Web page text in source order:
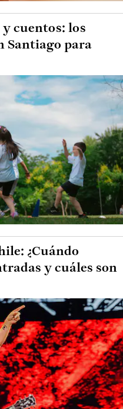
cuentos: los
Santiago para
¿Cuándo
y cuáles son